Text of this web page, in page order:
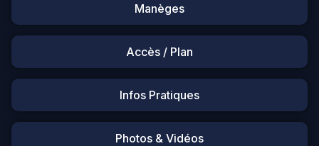
Manèges
Accès / Plan
Infos Pratiques
Photos & Vidéos